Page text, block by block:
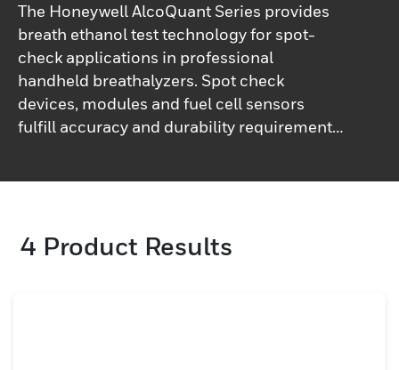
The Honeywell AlcoQuant Series provides
breath ethanol test technology for spot-
check applications in professional
handheld breathalyzers. Spot check
devices, modules and fuel cell sensors
fulfill accuracy and durability requirements
4 Product Results